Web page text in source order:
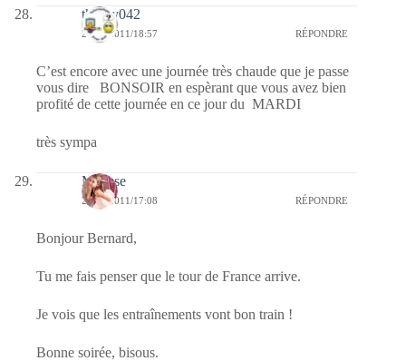
thierry042
28/06/2011/18:57 RÉPONDRE
C’est encore avec une journée très chaude que je passe
vous dire BONSOIR en espèrant que vous avez bien
profité de cette journée en ce jour du MARDI
très sympa
Mousse
28/06/2011/17:08 RÉPONDRE
Bonjour Bernard,
Tu me fais penser que le tour de France arrive.
Je vois que les entraînements vont bon train !
Bonne soirée, bisous.